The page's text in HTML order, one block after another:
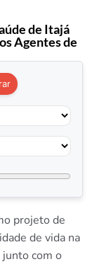
de Itajá
Agentes de
projeto de
de vida na
com o